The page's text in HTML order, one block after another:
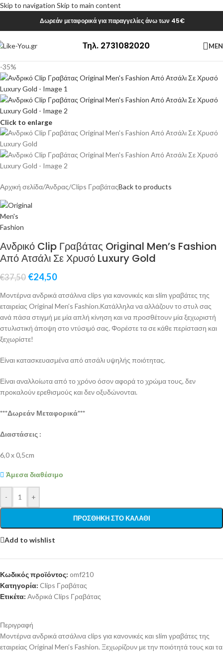
Skip to navigation Skip to main content
Δωρεάν μεταφορικά για παραγγελίες άνω των 45€
Τηλ. 2731082020
-35%
Click to enlarge
Αρχική σελίδα/Άνδρας/Clips ΓραβάταςBack to products
Ανδρικό Clip Γραβάτας Original Men’s Fashion
Από Ατσάλι Σε Χρυσό Luxury Gold
€37,50 €24,50
Μοντέρνα ανδρικά ατσάλινα clips για κανονικές και slim γραβάτες της
εταιρείας Original Men’s Fashion.Κατάλληλα να αλλάζουν το στυλ σας
ανά πάσα στιγμή με μία απλή κίνηση και να προσθέτουν μία ξεχωριστή
στυλιστική άποψη στο ντύσιμό σας. Φορέστε τα σε κάθε περίσταση και
ξεχωρίστε!
Είναι κατασκευασμένα από ατσάλι υψηλής ποιότητας.
Είναι αναλλοίωτα από το χρόνο όσον αφορά το χρώμα τους, δεν
προκαλούν ερεθισμούς και δεν οξυδώνονται.
***Δωρεάν Μεταφορικά***
Διαστάσεις :
6,0 x 0,5cm
Άμεσα διαθέσιμο
- +
ΠΡΟΣΘΉΚΗ ΣΤΟ ΚΑΛΆΘΙ
Add to wishlist
Κωδικός προϊόντος: omf210
Κατηγορία: Clips Γραβάτας
Ετικέτα: Ανδρικά Clips Γραβάτας
Περιγραφή
Μοντέρνα ανδρικά ατσάλινα clips για κανονικές και slim γραβάτες της
εταιρείας Original Men’s Fashion. Ξεχωρίζουν με την ποιότητά τους και τα